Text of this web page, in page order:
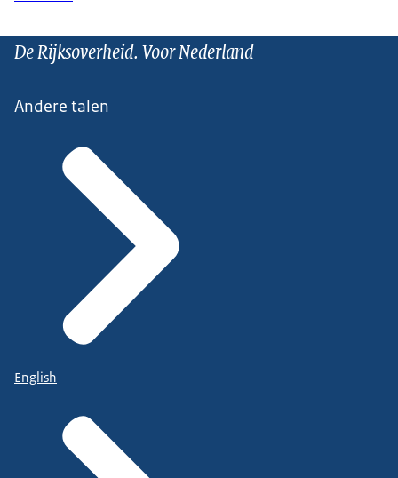
De Rijksoverheid. Voor Nederland
Andere talen
English